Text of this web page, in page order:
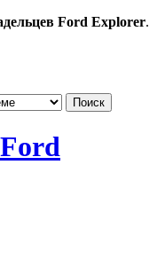
Ford Explorer.